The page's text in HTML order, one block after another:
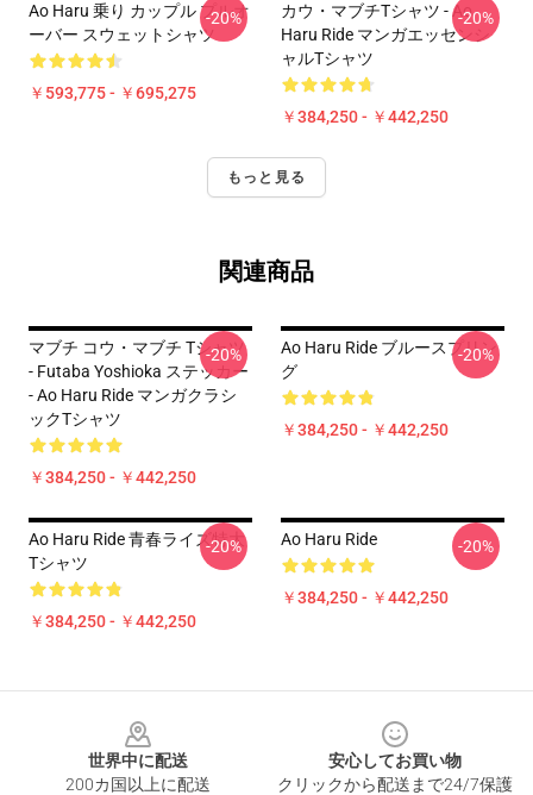
Ao Haru 乗り カップル プルオ
ーバー スウェットシャツ
￥593,775 - ￥695,275
-20%
カウ・マブチTシャツ - Ao
Haru Ride マンガエッセンシ
ャルTシャツ
￥384,250 - ￥442,250
-20%
もっと見る
関連商品
マブチ コウ・マブチ Tシャツ
- Futaba Yoshioka ステッカー
- Ao Haru Ride マンガクラシ
ックTシャツ
￥384,250 - ￥442,250
-20%
Ao Haru Ride ブルースプリン
グ
￥384,250 - ￥442,250
-20%
Ao Haru Ride 青春ライズ特大
Tシャツ
￥384,250 - ￥442,250
-20% Ao Haru Ride
￥384,250 - ￥442,250
-20%
世界中に配送
200カ国以上に配送
安心してお買い物
クリックから配送まで24/7保護